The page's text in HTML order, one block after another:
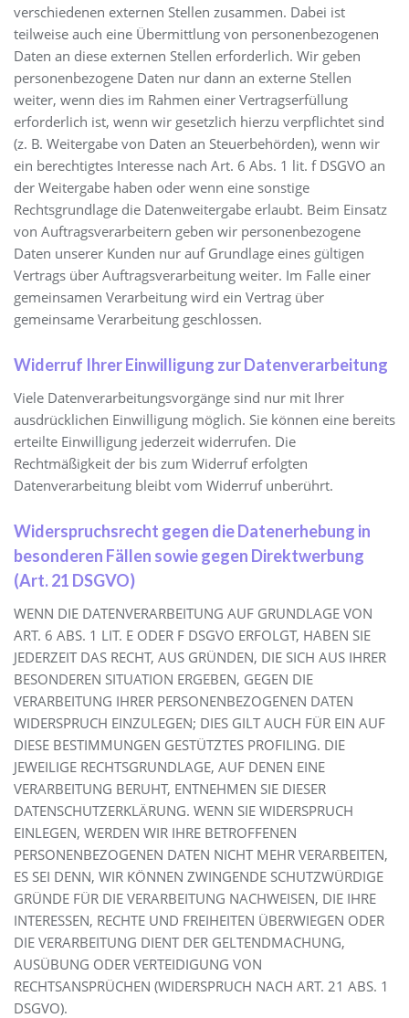
verschiedenen externen Stellen zusammen. Dabei ist
teilweise auch eine Übermittlung von personenbezogenen
Daten an diese externen Stellen erforderlich. Wir geben
personenbezogene Daten nur dann an externe Stellen
weiter, wenn dies im Rahmen einer Vertragserfüllung
erforderlich ist, wenn wir gesetzlich hierzu verpflichtet sind
(z. B. Weitergabe von Daten an Steuerbehörden), wenn wir
ein berechtigtes Interesse nach Art. 6 Abs. 1 lit. f DSGVO an
der Weitergabe haben oder wenn eine sonstige
Rechtsgrundlage die Datenweitergabe erlaubt. Beim Einsatz
von Auftragsverarbeitern geben wir personenbezogene
Daten unserer Kunden nur auf Grundlage eines gültigen
Vertrags über Auftragsverarbeitung weiter. Im Falle einer
gemeinsamen Verarbeitung wird ein Vertrag über
gemeinsame Verarbeitung geschlossen.
Widerruf Ihrer Einwilligung zur Datenverarbeitung
Viele Datenverarbeitungsvorgänge sind nur mit Ihrer
ausdrücklichen Einwilligung möglich. Sie können eine bereits
erteilte Einwilligung jederzeit widerrufen. Die
Rechtmäßigkeit der bis zum Widerruf erfolgten
Datenverarbeitung bleibt vom Widerruf unberührt.
Widerspruchsrecht gegen die Datenerhebung in
besonderen Fällen sowie gegen Direktwerbung
(Art. 21 DSGVO)
WENN DIE DATENVERARBEITUNG AUF GRUNDLAGE VON
ART. 6 ABS. 1 LIT. E ODER F DSGVO ERFOLGT, HABEN SIE
JEDERZEIT DAS RECHT, AUS GRÜNDEN, DIE SICH AUS IHRER
BESONDEREN SITUATION ERGEBEN, GEGEN DIE
VERARBEITUNG IHRER PERSONENBEZOGENEN DATEN
WIDERSPRUCH EINZULEGEN; DIES GILT AUCH FÜR EIN AUF
DIESE BESTIMMUNGEN GESTÜTZTES PROFILING. DIE
JEWEILIGE RECHTSGRUNDLAGE, AUF DENEN EINE
VERARBEITUNG BERUHT, ENTNEHMEN SIE DIESER
DATENSCHUTZERKLÄRUNG. WENN SIE WIDERSPRUCH
EINLEGEN, WERDEN WIR IHRE BETROFFENEN
PERSONENBEZOGENEN DATEN NICHT MEHR VERARBEITEN,
ES SEI DENN, WIR KÖNNEN ZWINGENDE SCHUTZWÜRDIGE
GRÜNDE FÜR DIE VERARBEITUNG NACHWEISEN, DIE IHRE
INTERESSEN, RECHTE UND FREIHEITEN ÜBERWIEGEN ODER
DIE VERARBEITUNG DIENT DER GELTENDMACHUNG,
AUSÜBUNG ODER VERTEIDIGUNG VON
RECHTSANSPRÜCHEN (WIDERSPRUCH NACH ART. 21 ABS. 1
DSGVO).